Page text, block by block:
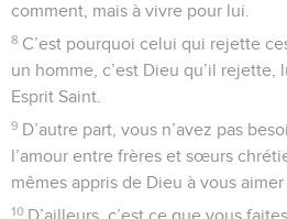
comment, mais à vivre pour lui.
8 C’est pourquoi celui qui rejette
un homme, c’est Dieu qu’il rejette,
Esprit Saint.
9 D’autre part, vous n’avez pas
l’amour entre frères et sœurs
mêmes appris de Dieu à vous aimer
10 D’ailleurs, c’est ce que vous